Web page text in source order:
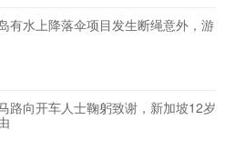
有水上降落伞项目发生断绳意外，游
路向开车人士鞠躬致谢，新加坡12岁